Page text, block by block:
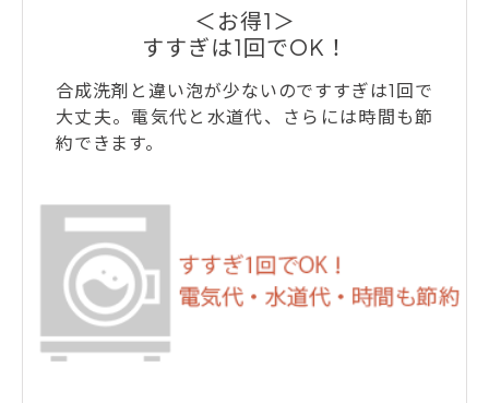
＜お得1＞
すすぎは1回でOK！
合成洗剤と違い泡が少ないのですすぎは1回で
大丈夫。電気代と水道代、さらには時間も節
約できます。